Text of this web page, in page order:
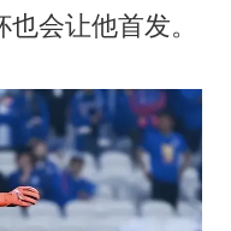
会让他首发。